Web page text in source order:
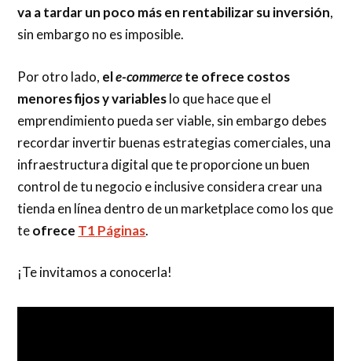
va a tardar un poco más en rentabilizar su inversión,
sin embargo no es imposible.
Por otro lado, ele-commercete ofrece costos
menores fijos y variableslo que hace que el
emprendimiento pueda ser viable, sin embargo debes
recordar invertir buenas estrategias comerciales, una
infraestructura digital que te proporcione un buen
control de tu negocio e inclusive considera crear una
tienda en línea dentro de un marketplace como los que
teofrece T1 Páginas.
¡Te invitamos a conocerla!